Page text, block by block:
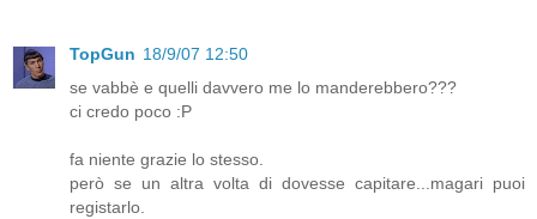
TopGun 18/9/07 12:50
se vabbè e quelli davvero me lo manderebbero???
ci credo poco :P
fa niente grazie lo stesso.
però se un altra volta di dovesse capitare...magari puoi
registarlo.